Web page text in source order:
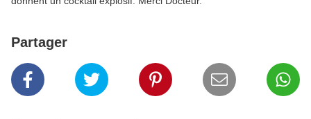
Partager